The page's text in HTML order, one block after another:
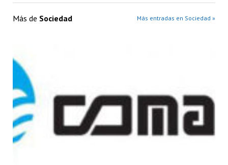
Más de Sociedad Más entradas en Sociedad »